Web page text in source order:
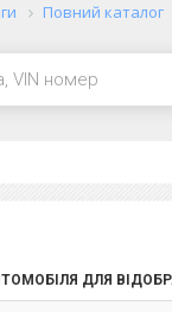
Повний каталог
ДЛЯ